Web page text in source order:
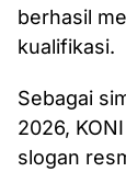
berhasil
kualifikasi.
Sebagai
2026,
slogan